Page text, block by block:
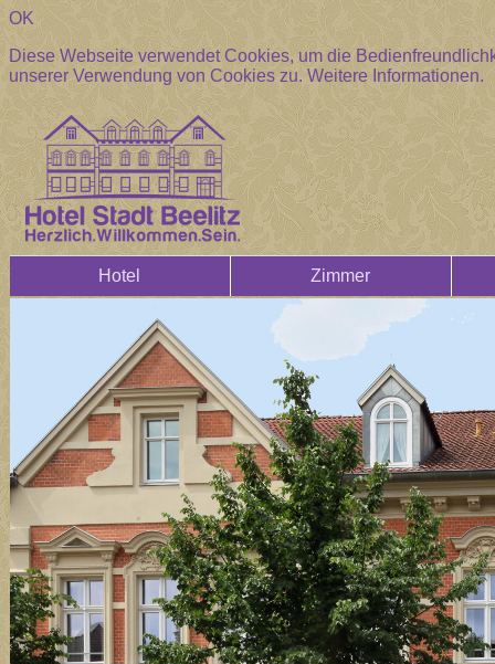
OK
Diese Webseite verwendet Cookies, um die
unserer Verwendung von Cookies zu.Weitere Informationen.
Hotel Zimmer